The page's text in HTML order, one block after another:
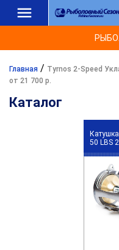
Главная / Tyrnos 2-Speed
от 21 700 р.
Каталог
50 LBS